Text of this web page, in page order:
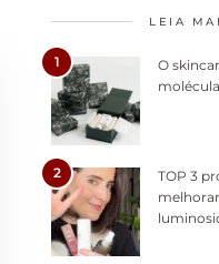
LEIA
1
O
2
TOP 3